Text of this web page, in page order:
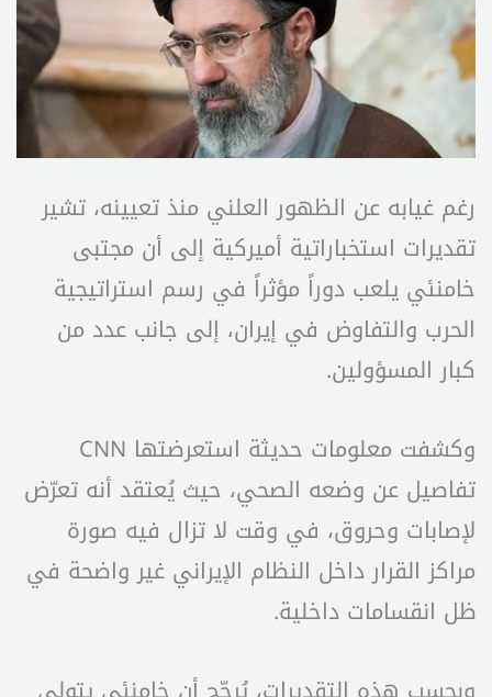
رغم غيابه عن الظهور العلني منذ تعيينه، تشير
تقديرات استخباراتية أميركية إلى أن مجتبى
خامنئي يلعب دوراً مؤثراً في رسم استراتيجية
الحرب والتفاوض في إيران، إلى جانب عدد من
كبار المسؤولين.
وكشفت معلومات حديثة استعرضتها CNN
تفاصيل عن وضعه الصحي، حيث يُعتقد أنه تعرّض
لإصابات وحروق، في وقت لا تزال فيه صورة
مراكز القرار داخل النظام الإيراني غير واضحة في
ظل انقسامات داخلية.